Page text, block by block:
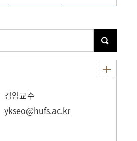
메뉴추가
겸임교수
ykseo@hufs.ac.kr